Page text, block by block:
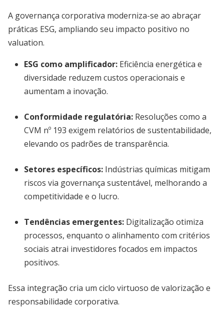
A governança corporativa moderniza-se ao abraçar
práticas ESG, ampliando seu impacto positivo no
valuation.
ESG como amplificador: Eficiência energética e
diversidade reduzem custos operacionais e
aumentam a inovação.
Conformidade regulatória: Resoluções como a
CVM nº 193 exigem relatórios de sustentabilidade,
elevando os padrões de transparência.
Setores específicos: Indústrias químicas mitigam
riscos via governança sustentável, melhorando a
competitividade e o lucro.
Tendências emergentes: Digitalização otimiza
processos, enquanto o alinhamento com critérios
sociais atrai investidores focados em impactos
positivos.
Essa integração cria um ciclo virtuoso de valorização e
responsabilidade corporativa.